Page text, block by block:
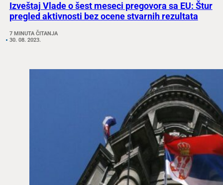
Izveštaj Vlade o šest meseci pregovora sa EU: Štur
pregled aktivnosti bez ocene stvarnih rezultata
7 MINUTA ČITANJA
30. 08. 2023.